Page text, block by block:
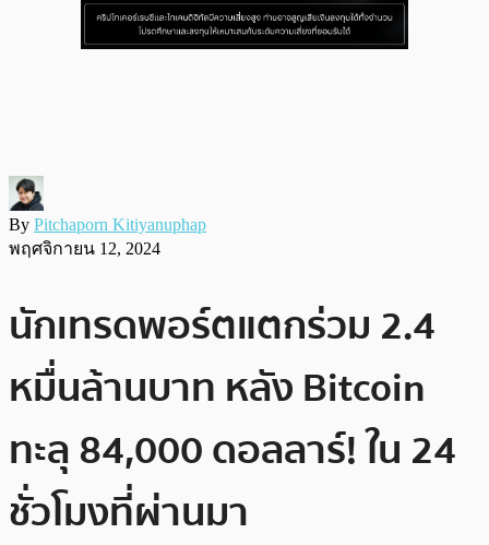
By Pitchaporn Kitiyanuphap
พฤศจิกายน 12, 2024
นักเทรดพอร์ตแตกร่วม 2.4
หมื่นล้านบาท หลัง Bitcoin
ทะลุ 84,000 ดอลลาร์! ใน 24
ชั่วโมงที่ผ่านมา